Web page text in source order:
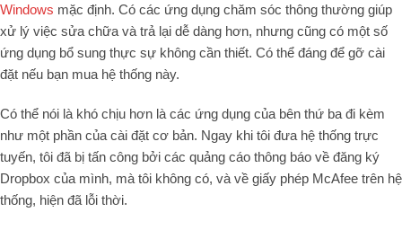
Windows mặc định. Có các ứng dụng chăm sóc thông thường giúp
xử lý việc sửa chữa và trả lại dễ dàng hơn, nhưng cũng có một số
ứng dụng bổ sung thực sự không cần thiết. Có thể đáng để gỡ cài
đặt nếu bạn mua hệ thống này.
Có thể nói là khó chịu hơn là các ứng dụng của bên thứ ba đi kèm
như một phần của cài đặt cơ bản. Ngay khi tôi đưa hệ thống trực
tuyến, tôi đã bị tấn công bởi các quảng cáo thông báo về đăng ký
Dropbox của mình, mà tôi không có, và về giấy phép McAfee trên hệ
thống, hiện đã lỗi thời.